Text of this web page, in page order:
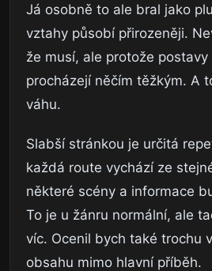
Já osobně to ale bral jako
vztahy působí přirozeněji.
že musí, ale protože
procházejí něčím těžkým. A
váhu.
Slabší stránkou je určitá
každá route vychází ze
některé scény a informace
To je u žánru normální, ale
víc. Ocenil bych také trochu
obsahu mimo hlavní příběh.